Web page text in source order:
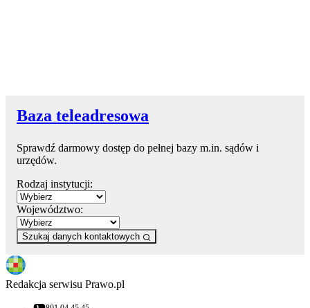
Baza teleadresowa
Sprawdź darmowy dostęp do pełnej bazy m.in. sądów i
urzędów.
Rodzaj instytucji:
Województwo:
Szukaj danych kontaktowych
Redakcja serwisu Prawo.pl